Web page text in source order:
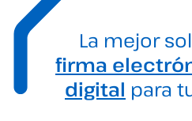
La mejor
firma
digital para